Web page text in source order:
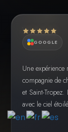
GOOGLE
Une expérience
compagnie de
et Saint-
avec le ciel